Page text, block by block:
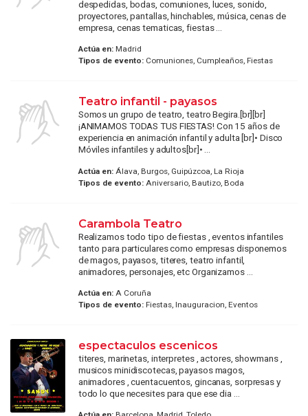
despedidas, bodas, comuniones, luces, sonido,
proyectores, pantallas, hinchables, música, cenas de
empresa, cenas tematicas, fiestas ...
Actúa en:Madrid
Tipos de evento:Comuniones, Cumpleaños, Fiestas
Teatro infantil - payasos
Somos un grupo de teatro, teatro Begira.[br][br]
¡ANIMAMOS TODAS TUS FIESTAS! Con 15 años de
experiencia en animación infantil y adulta [br]• Disco
Móviles infantiles y adultos[br]• ...
Actúa en:Álava, Burgos, Guipúzcoa, La Rioja
Tipos de evento:Aniversario, Bautizo, Boda
Carambola Teatro
Realizamos todo tipo de fiestas , eventos infantiles
tanto para particulares como empresas disponemos
de magos, payasos, titeres, teatro infantil,
animadores, personajes, etc Organizamos ...
Actúa en:A Coruña
Tipos de evento:Fiestas, Inauguracion, Eventos
espectaculos escenicos
titeres, marinetas, interpretes , actores, showmans ,
musicos minidiscotecas, payasos magos,
animadores , cuentacuentos, gincanas, sorpresas y
todo lo que necesites para que ese dia ...